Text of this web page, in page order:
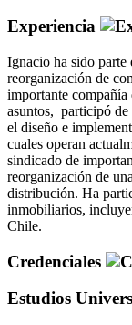
Experiencia
Ignacio ha sido parte
reorganización de
importante
asuntos, participó de
el diseño e
cuales operan
sindicado de
reorganización de
distribución. Ha
inmobiliarios,
Chile.
Credenciales
Estudios